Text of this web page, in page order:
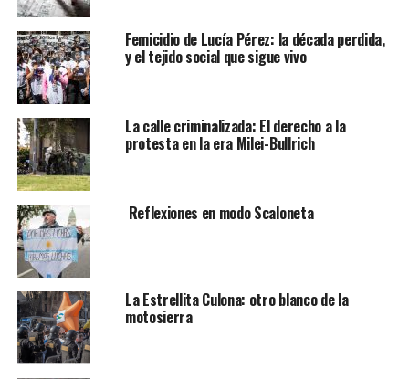
Femicidio de Lucía Pérez: la década perdida,
y el tejido social que sigue vivo
La calle criminalizada: El derecho a la
protesta en la era Milei-Bullrich
Reflexiones en modo Scaloneta
La Estrellita Culona: otro blanco de la
motosierra